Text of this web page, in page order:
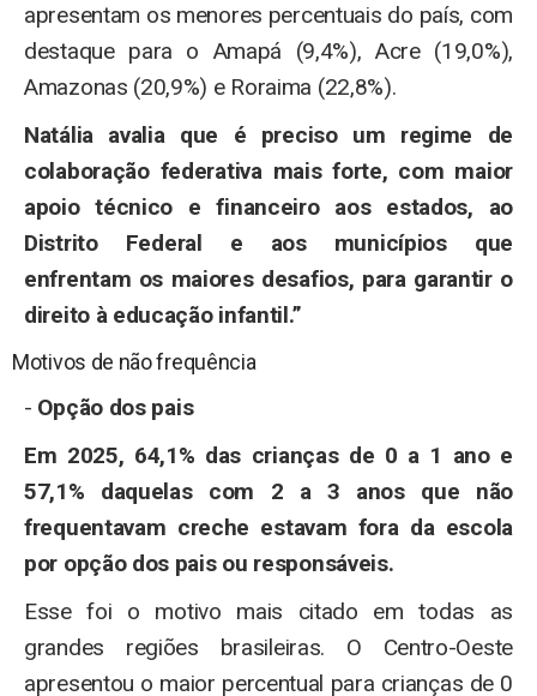
apresentam os menores percentuais do país, com
destaque para o Amapá (9,4%), Acre (19,0%),
Amazonas (20,9%) e Roraima (22,8%).
Natália avalia que é preciso um regime de
colaboração federativa mais forte, com maior
apoio técnico e financeiro aos estados, ao
Distrito Federal e aos municípios que
enfrentam os maiores desafios, para garantir o
direito à educação infantil.”
Motivos de não frequência
- Opção dos pais
Em 2025, 64,1% das crianças de 0 a 1 ano e
57,1% daquelas com 2 a 3 anos que não
frequentavam creche estavam fora da escola
por opção dos pais ou responsáveis.
Esse foi o motivo mais citado em todas as
grandes regiões brasileiras. O Centro-Oeste
apresentou o maior percentual para crianças de 0